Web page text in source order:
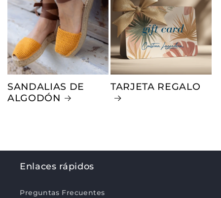
SANDALIAS DE
ALGODÓN
TARJETA REGALO
Enlaces rápidos
Preguntas Frecuentes